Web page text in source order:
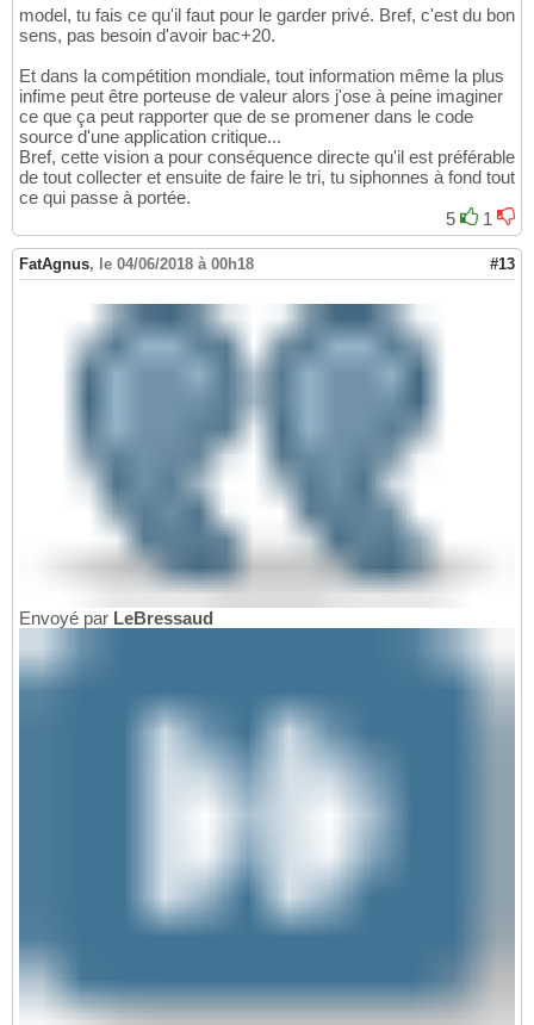
model, tu fais ce qu'il faut pour le garder privé. Bref, c'est du bon
sens, pas besoin d'avoir bac+20.
Et dans la compétition mondiale, tout information même la plus
infime peut être porteuse de valeur alors j'ose à peine imaginer
ce que ça peut rapporter que de se promener dans le code
source d'une application critique...
Bref, cette vision a pour conséquence directe qu'il est préférable
de tout collecter et ensuite de faire le tri, tu siphonnes à fond tout
ce qui passe à portée.
5
1
FatAgnus, le 04/06/2018 à 00h18 #13
Envoyé par LeBressaud